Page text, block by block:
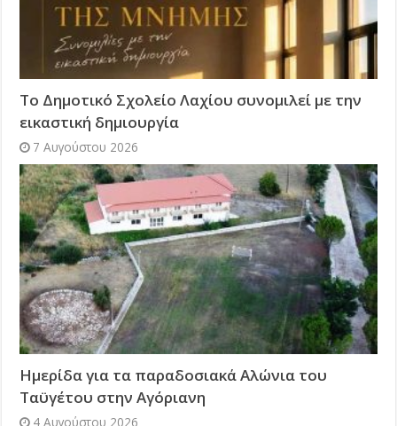
Το Δημοτικό Σχολείο Λαχίου συνομιλεί με την
εικαστική δημιουργία
7 Αυγούστου 2026
Ημερίδα για τα παραδοσιακά Αλώνια του
Ταϋγέτου στην Αγόριανη
4 Αυγούστου 2026